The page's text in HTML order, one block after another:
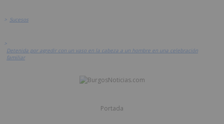
> Sucesos
>
Detenida por agredir con un vaso en la cabeza a un hombre en una celebración
familiar
Portada